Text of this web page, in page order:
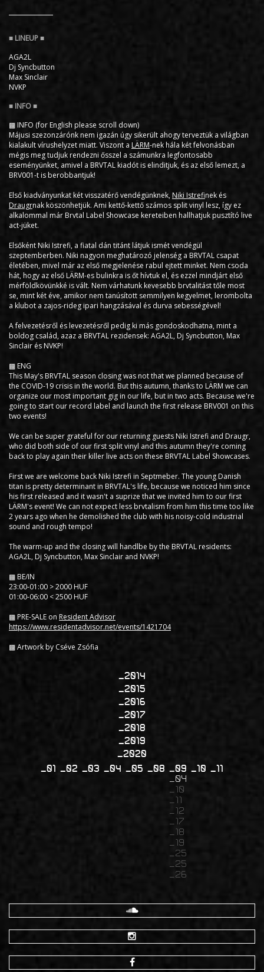
AGA2L
Dj Syncbutton
Max Sinclair
NVKP
▩ INFO (for English please scroll down)
Májusi szezonzárónk nem igazán úgy sikerült ahogy terveztük a világban
kialakult vírushelyzet miatt. Viszont a LÄRM-nek hála két felvonásban
mégis meg tudjuk rendezni ősszel a számunkra legfontosabb
eseményünket, amivel a BRVTAL kiadót is elinditjuk, és az első lemezt, a
BRV001-t is berobbantjuk!
Első kiadványunkat két visszatérő vendégünknek,Niki Istrefinek és
Draugrnak köszönhetjük. Ami kettő-kettő számos split vinyl lesz, így ez
alkalommal már Brvtal Label Showcase kereteiben hallhatjuk pusztító live
act-jüket.
Elsőként Niki Istrefi, a fiatal dán titánt látjuk ismét vendégül
szeptemberben. Niki nagyon meghatározó jelenség a BRVTAL csapat
életében, mivel már az első megjelenése rabul ejtett minket. Nem csoda
hát, hogy az első LÄRM-es bulinkra is őt hívtuk el, és ezzel mindjárt első
mérföldkövünkké is vált. Nem várhatunk kevesebb brvtalitást tőle most
se, mint két éve, amikor nem tanúsított semmilyen kegyelmet, lerombolta
a klubot a zajos-rideg ipari hangzásával és durva sebességével!
A felvezetésről és levezetésről pedig ki más gondoskodhatna, mint a
boldog család, azaz a BRVTAL rezidensek: AGA2L, Dj Syncbutton, Max
Sinclair és NVKP!
▩ ENG
This May's BRVTAL season closing was not that we planned because of
the COVID-19 crisis in the world. But this autumn, thanks to LÄRM we can
organize our most important gig in our life, but in two acts. Because we're
going to start our record label and launch the first release BRV001 on this
two events!
We can be super grateful for our returning guests Niki Istrefi and Draugr,
who did both side of our first split vinyl and this autumn they're coming
back to play again their killer live acts on these BRVTAL Label Showcases.
First we are welcome back Niki Istrefi in Septmeber. The young Danish
titan is pretty determinant in BRVTAL's life, because we noticed him since
his first released and it wasn't a suprize that we invited him to our first
LÄRM's event! We can not expect less brvtalism from him this time too like
2 years ago when he demolished the club with his noisy-cold industrial
sound and rough tempo!
The warm-up and the closing will handlbe by the BRVTAL residents:
AGA2L, Dj Syncbutton, Max Sinclair and NVKP!
▩ BE/IN
23:00-01:00 > 2000 HUF
01:00-06:00 < 2500 HUF
▩ PRE-SALE on Resident Advisor
https://www.residentadvisor.net/events/1421704
▩ Artwork by Cséve Zsófia
2014
2015
2016
2017
2018
2019
2020
01
02 03 04 05 08
09
04
10
11
12
17
18
19
25
25
26
10 11